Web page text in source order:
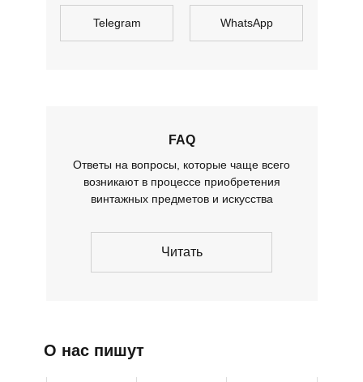
Telegram WhatsApp
FAQ
Ответы на вопросы, которые чаще всего
возникают в процессе приобретения
винтажных предметов и искусства
Читать
О нас пишут